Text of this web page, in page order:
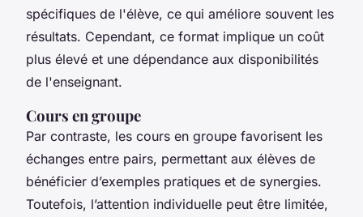
spécifiques de l'élève, ce qui améliore souvent les
résultats. Cependant, ce format implique un coût
plus élevé et une dépendance aux disponibilités
de l'enseignant.
Cours en groupe
Par contraste, les cours en groupe favorisent les
échanges entre pairs, permettant aux élèves de
bénéficier d’exemples pratiques et de synergies.
Toutefois, l’attention individuelle peut être limitée,